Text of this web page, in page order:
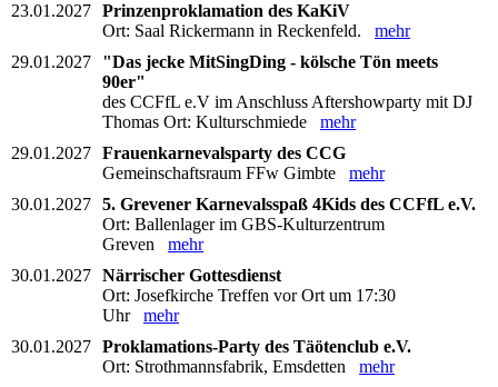
23.01.2027 Prinzenproklamation des KaKiV
Ort: Saal Rickermann in Reckenfeld. mehr
29.01.2027
"Das jecke MitSingDing - kölsche Tön meets
90er"
des CCFfL e.V im Anschluss Aftershowparty mit DJ
Thomas Ort: Kulturschmiede mehr
29.01.2027 Frauenkarnevalsparty des CCG
Gemeinschaftsraum FFw Gimbte mehr
30.01.2027 5. Grevener Karnevalsspaß 4Kids des CCFfL e.V.
Ort: Ballenlager im GBS-Kulturzentrum
Greven mehr
30.01.2027 Närrischer Gottesdienst
Ort: Josefkirche Treffen vor Ort um 17:30
Uhr mehr
30.01.2027 Proklamations-Party des Täötenclub e.V.
Ort: Strothmannsfabrik, Emsdetten mehr